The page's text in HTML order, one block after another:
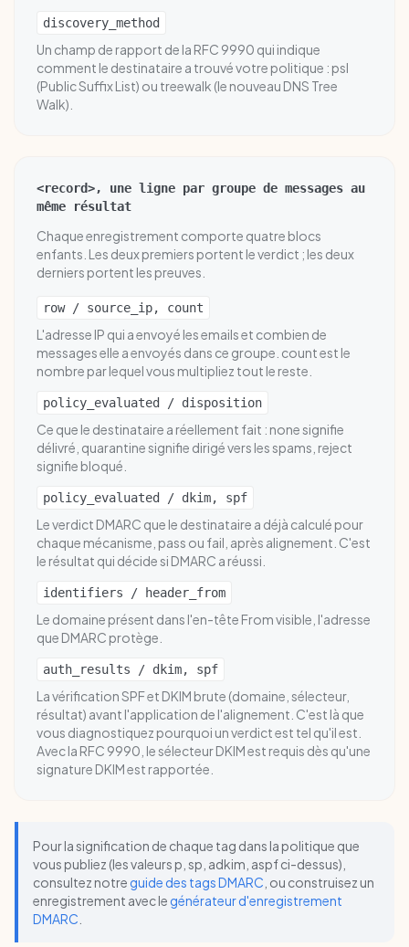
discovery_method
Un champ de rapport de la RFC 9990 qui indique
comment le destinataire a trouvé votre politique : psl
(Public Suffix List) ou treewalk (le nouveau DNS Tree
Walk).
<record>, une ligne par groupe de messages au
même résultat
Chaque enregistrement comporte quatre blocs
enfants. Les deux premiers portent le verdict ; les deux
derniers portent les preuves.
row / source_ip, count
L'adresse IP qui a envoyé les emails et combien de
messages elle a envoyés dans ce groupe. count est le
nombre par lequel vous multipliez tout le reste.
policy_evaluated / disposition
Ce que le destinataire a réellement fait : none signifie
délivré, quarantine signifie dirigé vers les spams, reject
signifie bloqué.
policy_evaluated / dkim, spf
Le verdict DMARC que le destinataire a déjà calculé pour
chaque mécanisme, pass ou fail, après alignement. C'est
le résultat qui décide si DMARC a réussi.
identifiers / header_from
Le domaine présent dans l'en-tête From visible, l'adresse
que DMARC protège.
auth_results / dkim, spf
La vérification SPF et DKIM brute (domaine, sélecteur,
résultat) avant l'application de l'alignement. C'est là que
vous diagnostiquez pourquoi un verdict est tel qu'il est.
Avec la RFC 9990, le sélecteur DKIM est requis dès qu'une
signature DKIM est rapportée.
Pour la signification de chaque tag dans la politique que
vous publiez (les valeurs p, sp, adkim, aspf ci-dessus),
consultez notre guide des tags DMARC , ou construisez un
enregistrement avec le générateur d'enregistrement
DMARC